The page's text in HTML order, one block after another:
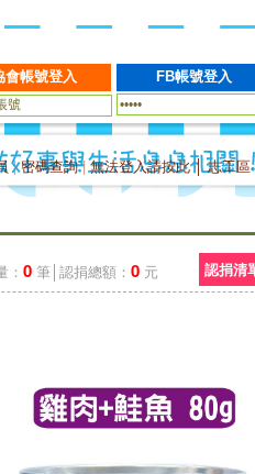
|密碼查詢|無法登入請按此│志工區
： 0 筆│認捐總額： 0 元 認捐清